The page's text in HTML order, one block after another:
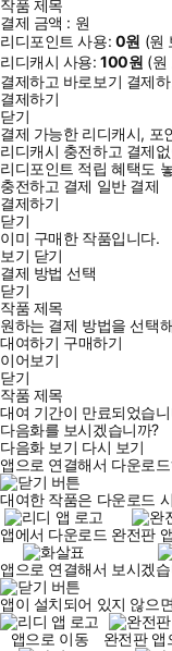
작품 제목
결제 금액 : 원
리디포인트 사용: 0원 (원
리디캐시 사용:100원 (원
결제하고 바로보기 결제
결제하기
닫기
결제 가능한 리디캐시, 포
리디캐시 충전하고 결제
리디포인트 적립 혜택도
충전하고 결제 일반 결제
결제하기
닫기
이미 구매한 작품입니다.
보기 닫기
결제 방법 선택
닫기
작품 제목
원하는 결제 방법을 선택
대여하기 구매하기
이어보기
닫기
작품 제목
대여 기간이 만료되었습
다음화를 보시겠습니까?
다음화 보기 다시 보기
앱으로 연결해서 다운로
대여한 작품은 다운로드
앱에서 다운로드 완전판
앱으로 연결해서 보시겠
앱이 설치되어 있지 않으
앱으로 이동
완전판 앱